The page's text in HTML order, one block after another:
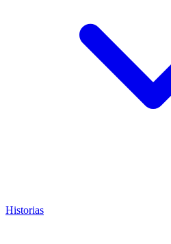
Historias